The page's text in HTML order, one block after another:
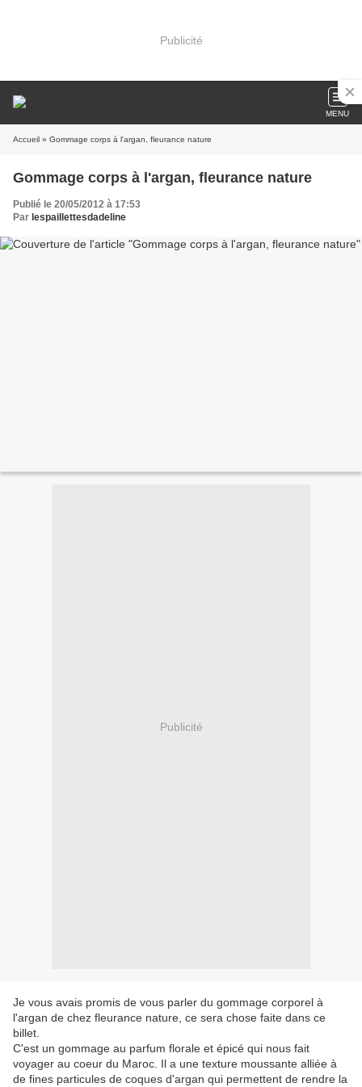
Publicité
MENU
Accueil » Gommage corps à l'argan, fleurance nature
Gommage corps à l'argan, fleurance nature
Publié le 20/05/2012 à 17:53
Par lespaillettesdadeline
Publicité
Je vous avais promis de vous parler du gommage corporel à
l'argan de chez fleurance nature, ce sera chose faite dans ce
billet.
C'est un gommage au parfum florale et épicé qui nous fait
voyager au coeur du Maroc. Il a une texture moussante alliée à
de fines particules de coques d'argan qui permettent de rendre la